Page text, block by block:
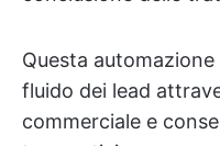
Questa
fluido dei lead
commerciale e